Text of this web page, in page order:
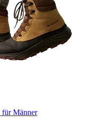
für Männer